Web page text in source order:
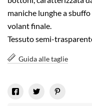
maniche lunghe a
volant finale.
Tessuto semi-
Guida alle taglie